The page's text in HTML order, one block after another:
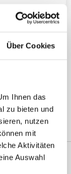
Über Cookies
Ihnen das
zu bieten und
nutzen
mit
Aktivitäten
Auswahl
in Ihrer
Düsseldorf|Essen|
Ulm|Würzburg